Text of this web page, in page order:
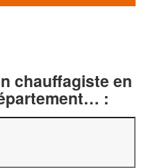
chauffagiste en
: